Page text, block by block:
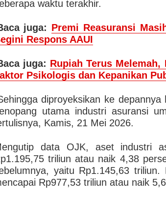
waktu terakhir.
juga: Premi Reasuransi
Respons AAUI
juga: Rupiah Terus
Psikologis dan Kepanikan
diproyeksikan ke
utama industri asuransi
Kamis, 21 Mei 2026.
data OJK, aset industri
triliun atau naik 4,38
yaitu Rp1.145,63
Rp977,53 triliun atau naik